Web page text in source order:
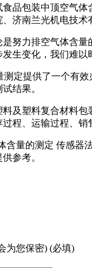
品包装中顶空气
济南兰光机电技术
努力排空气体含
生变化，我们难以
测定提供了一个有
结果。
及塑料复合材料
程、运输过程、
含量的测定 传感
参考。
为您保密) (必填)